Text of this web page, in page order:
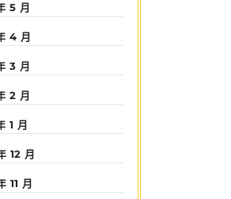
5 月
4 月
3 月
2 月
1 月
12 月
11 月